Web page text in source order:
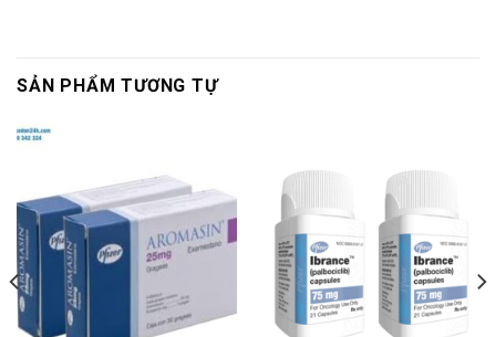
SẢN PHẨM TƯƠNG TỰ